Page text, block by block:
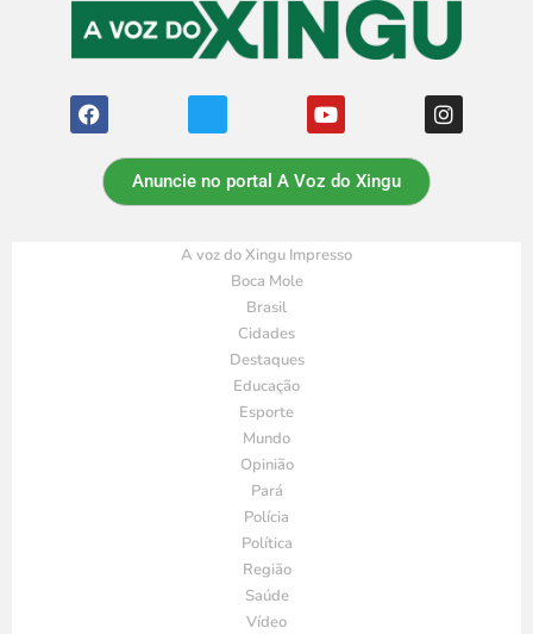
Anuncie no portal A Voz do Xingu
A voz do Xingu Impresso
Boca Mole
Brasil
Cidades
Destaques
Educação
Esporte
Mundo
Opinião
Pará
Polícia
Política
Região
Saúde
Vídeo